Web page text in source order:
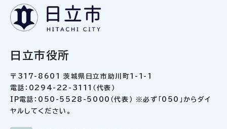
日立市役所
〒317-8601 茨城県日立市助川町1-1-1
電話：0294-22-3111（代表）
IP電話：050-5528-5000（代表） ※必ず「050」からダイ
ヤルしてください。